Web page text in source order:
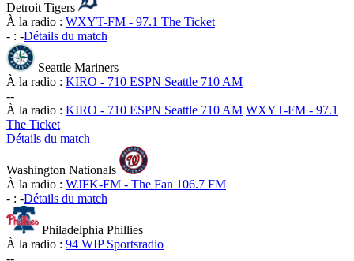
Detroit Tigers
À la radio : WXYT-FM - 97.1 The Ticket
- : -Détails du match
Seattle Mariners
À la radio : KIRO - 710 ESPN Seattle 710 AM
--
À la radio : KIRO - 710 ESPN Seattle 710 AM WXYT-FM - 97.1
The Ticket
Détails du match
Washington Nationals
À la radio : WJFK-FM - The Fan 106.7 FM
- : -Détails du match
Philadelphia Phillies
À la radio : 94 WIP Sportsradio